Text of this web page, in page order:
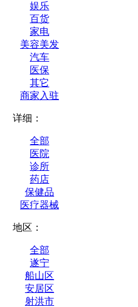
娱乐
百货
家电
美容美发
汽车
医保
其它
商家入驻
详细：
全部
医院
诊所
药店
保健品
医疗器械
地区：
全部
遂宁
船山区
安居区
射洪市